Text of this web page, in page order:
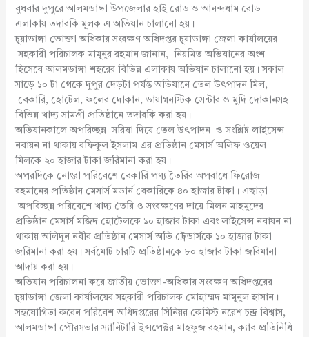
বুধবার দুপুরে আলমডাঙ্গা উপজেলার হাই রোড ও আনন্দধাম রোড
এলাকায় তদারকি মূলক এ অভিযান চালানো হয়।
চুয়াডাঙ্গা ভোক্তা অধিকার সংরক্ষণ অধিদপ্তর চুয়াডাঙ্গা জেলা কার্যালয়ের
সহকারী পরিচালক মামুনুর রহমান জানান, নিয়মিত অভিযানের অংশ
হিসেবে আলমডাঙ্গা শহরের বিভিন্ন এলাকায় অভিযান চালানো হয়। সকাল
সাড়ে ১০ টা থেকে দুপুর দেড়টা পর্যন্ত অভিযানে তেল উৎপাদন মিল,
বেকারি, হোটেল, ফলের দোকান, ডায়াগনস্টিক সেন্টার ও মুদি দোকানসহ
বিভিন্ন খাদ্য সামগ্রী প্রতিষ্ঠানে তদারকি করা হয়।
অভিযানকালে অপরিচ্ছন্ন সরিষা দিয়ে তেল উৎপাদন ও সংশ্লিষ্ট লাইসেন্স
নবায়ন না থাকায় রফিকুল ইসলাম এর প্রতিষ্ঠান মেসার্স অলিফ ওয়েল
মিলকে ২০ হাজার টাকা জরিমানা করা হয়।
অপরদিকে নোংরা পরিবেশে বেকারি পণ্য তৈরির অপরাধে ফিরোজ
রহমানের প্রতিষ্ঠান মেসার্স মডার্ন বেকারিকে ৪০ হাজার টাকা। এছাড়া
অপরিচ্ছন্ন পরিবেশে খাদ্য তৈরি ও সংরক্ষণের দায়ে মিলন মাহমুদের
প্রতিষ্ঠান মেসার্স মজিদ হোটেলকে ১০ হাজার টাকা এবং লাইসেন্স নবায়ন না
থাকায় অলিদুন নবীর প্রতিষ্ঠান মেসার্স অভি ট্রেডার্সকে ১০ হাজার টাকা
জরিমানা করা হয়। সর্বমোট চারটি প্রতিষ্ঠানকে ৮০ হাজার টাকা জরিমানা
আদায় করা হয়।
অভিযান পরিচালনা করে জাতীয় ভোক্তা-অধিকার সংরক্ষণ অধিদপ্তরের
চুয়াডাঙ্গা জেলা কার্যালয়ের সহকারী পরিচালক মোহাম্মদ মামুনুল হাসান।
সহযোগিতা করেন পরিবেশ অধিদপ্তরের সিনিয়র কেমিস্ট নরেশ চন্দ্র বিশ্বাস,
আলমডাঙ্গা পৌরসভার স্যানিটারি ইন্সপেক্টর মাহফুজ রহমান, ক্যাব প্রতিনিধি